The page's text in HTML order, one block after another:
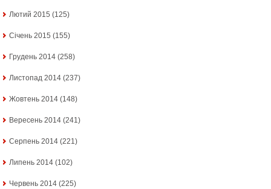
Лютий 2015 (125)
Січень 2015 (155)
Грудень 2014 (258)
Листопад 2014 (237)
Жовтень 2014 (148)
Вересень 2014 (241)
Серпень 2014 (221)
Липень 2014 (102)
Червень 2014 (225)